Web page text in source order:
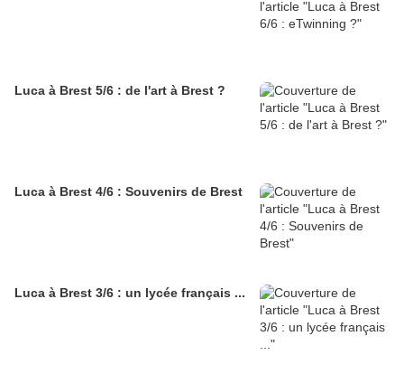
Luca à Brest 5/6 : de l'art à Brest ?
Luca à Brest 4/6 : Souvenirs de Brest
Luca à Brest 3/6 : un lycée français ...